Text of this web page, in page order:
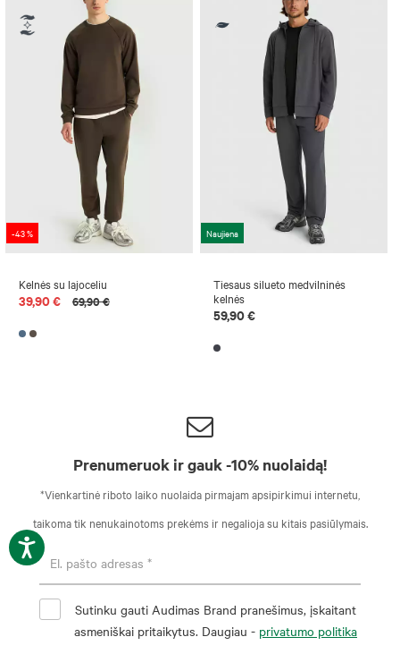
-43 %
Kelnės su lajoceliu
39,90 € 69,90 €
Naujiena
Tiesaus silueto medvilninės
kelnės
59,90 €
Prenumeruok ir gauk -10% nuolaidą!
*Vienkartinė riboto laiko nuolaida pirmajam apsipirkimui internetu,
taikoma tik nenukainotoms prekėms ir negalioja su kitais pasiūlymais.
Sutinku gauti Audimas Brand pranešimus, įskaitant
asmeniškai pritaikytus. Daugiau - privatumo politika